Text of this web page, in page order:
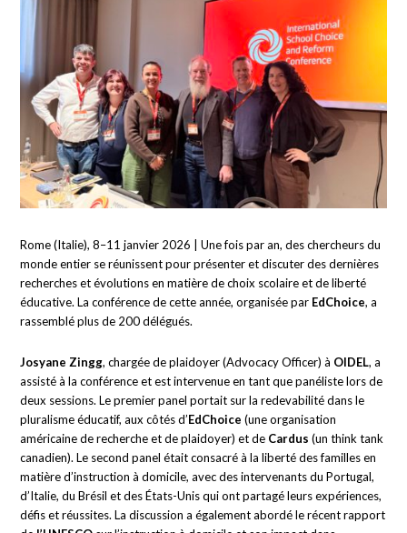
Rome (Italie), 8–11 janvier 2026 | Une fois par an, des chercheurs du
monde entier se réunissent pour présenter et discuter des dernières
recherches et évolutions en matière de choix scolaire et de liberté
éducative. La conférence de cette année, organisée par EdChoice, a
rassemblé plus de 200 délégués.
Josyane Zingg, chargée de plaidoyer (Advocacy Officer) à OIDEL, a
assisté à la conférence et est intervenue en tant que panéliste lors de
deux sessions. Le premier panel portait sur la redevabilité dans le
pluralisme éducatif, aux côtés d’EdChoice (une organisation
américaine de recherche et de plaidoyer) et de Cardus (un think tank
canadien). Le second panel était consacré à la liberté des familles en
matière d’instruction à domicile, avec des intervenants du Portugal,
d’Italie, du Brésil et des États-Unis qui ont partagé leurs expériences,
défis et réussites. La discussion a également abordé le récent rapport